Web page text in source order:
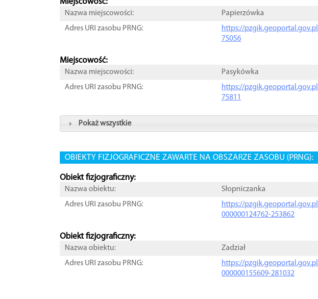
Miejscowość:
Nazwa miejscowości:
Papierzówka
Adres URI zasobu PRNG:
https://
75056
Miejscowość:
Nazwa miejscowości:
Pasykówka
Adres URI zasobu PRNG:
https://
75811
Pokaż wszystkie
OBIEKTY FIZJOGRAFICZNE ZAWARTE NA OBSZARZE ZASOBU (PRNG):
Obiekt fizjograficzny:
Nazwa obiektu:
Słopniczanka
Adres URI zasobu PRNG:
https://
000000124762-253862
Obiekt fizjograficzny:
Nazwa obiektu:
Zadział
Adres URI zasobu PRNG:
https://
000000155609-281032